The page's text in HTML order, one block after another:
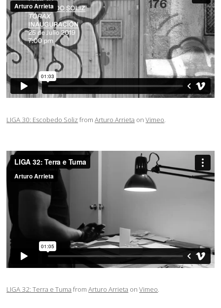
LIGA 30: Escobedo Soliz fromArturo Arrieta onVimeo
LIGA 32: Terra e Tuma fromArturo Arrieta onVimeo.